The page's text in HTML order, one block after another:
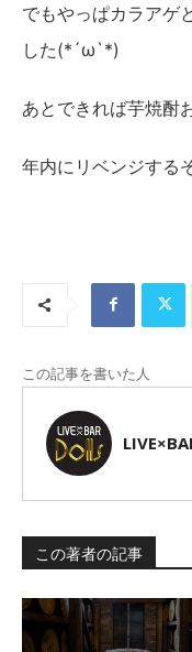
でもやっぱカラアゲ
した(*´ω`*)
あとできれば芋焼
年内にリベンジする
この記事を書いた人
この著者の記事